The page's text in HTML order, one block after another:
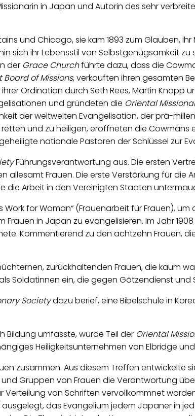
in Japan und Autorin des sehr
und Chicago, sie kam 1893 zum Glauben,
sich ihr Lebensstil von Selbstgenügsamkeit
der Grace Churchführte dazu, dass die
Board of Missions, verkauften ihren gesamten
Ordination durch Seth Rees, Martin Knapp
und gründeten die Oriental
der weltweiten Evangelisation, der prä-
und zu heiligen, eröffneten die Cowmans
nationale Pastoren der Schlüssel zur
Führungsverantwortung aus. Die ersten
Frauen. Die erste Verstärkung für die
die Arbeit in den Vereinigten Staaten
for Woman“ (Frauenarbeit für Frauen),
in Japan zu evangelisieren. Im Jahr
Kommentierend zu den achtzehn Frauen,
zurückhaltenden Frauen, die kaum
Soldatinnen ein, die gegen Götzendienst und
Societydazu berief, eine Bibelschule in
Bildung umfasste, wurde Teil der Oriental
Heiligkeitsunternehmen von Elbridge
zusammen. Aus diesem Treffen entwickelte
Gruppen von Frauen die Verantwortung
Verteilung von Schriften vervollkommnet
das Evangelium jedem Japaner in